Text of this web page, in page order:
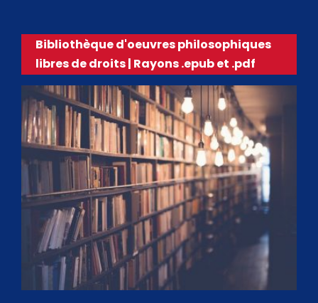
Bibliothèque d'oeuvres philosophiques
libres de droits | Rayons .epub et .pdf